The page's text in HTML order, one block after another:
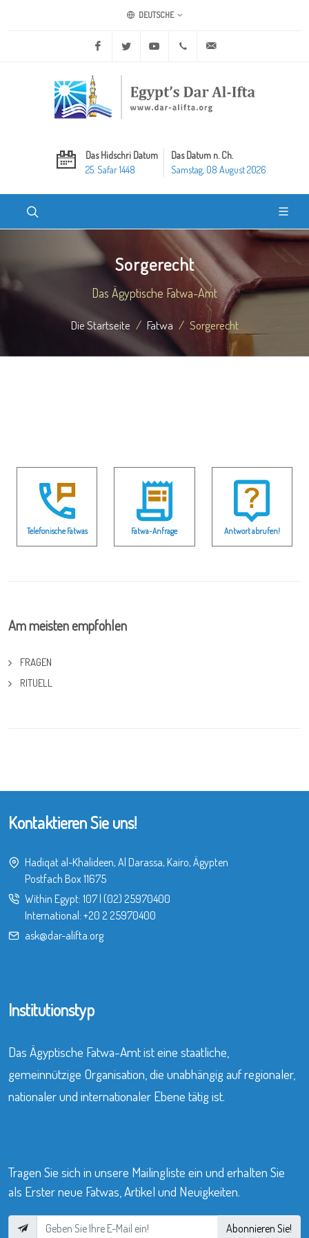
DEUTSCHE
Facebook Twitter Youtube +20 2 25970400
Das Hidschri Datum
25. Safar 1448
Das Datum n. Ch.
Samstag, 08 August 2026
Sorgerecht
Das Ägyptische Fatwa-Amt
Die Startseite Fatwa Sorgerecht
Telefonische Fatwas Fatwa-Anfrage Antwort abrufen!
Am meisten empfohlen
FRAGEN
RITUELL
Kontaktieren Sie uns!
Hadiqat al-Khalideen, Al Darassa, Kairo, Ägypten
Postfach Box 11675
Within Egypt: 107| (02) 25970400
International: +20 2 25970400
ask@dar-alifta.org
Institutionstyp
Das Ägyptische Fatwa-Amt ist eine staatliche,
gemeinnützige Organisation, die unabhängig auf regionaler,
nationaler und internationaler Ebene tätig ist.
Tragen Sie sich in unsere Mailingliste ein und erhalten Sie
als Erster neue Fatwas, Artikel und Neuigkeiten.
Abonnieren Sie!